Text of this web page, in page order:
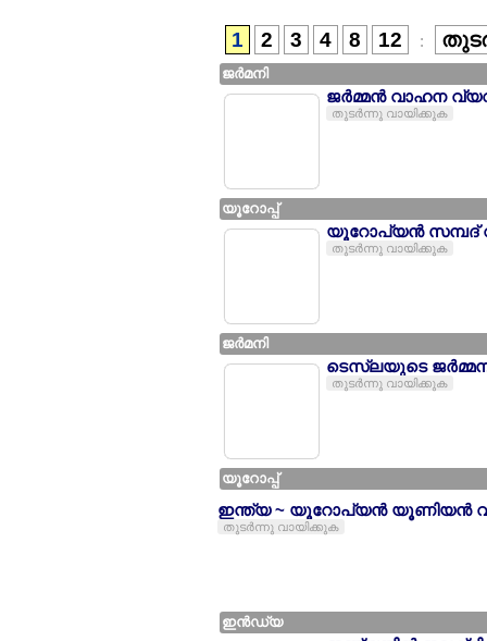
1 2 3 4 8 12 :
ജര്‍മനി
ജര്‍മ്മന്‍ വാഹന
തുടര്‍ന്നു വായിക്കുക
യൂറോപ്പ്
യൂറോപ്യന്‍
തുടര്‍ന്നു വായിക്കുക
ജര്‍മനി
ടെസ്ലയുടെ
തുടര്‍ന്നു വായിക്കുക
യൂറോപ്പ്
ഇന്ത്യ ~ യൂറോപ്യന്‍ യൂണിയന്‍
തുടര്‍ന്നു വായിക്കുക
ഇന്‍ഡ്യ